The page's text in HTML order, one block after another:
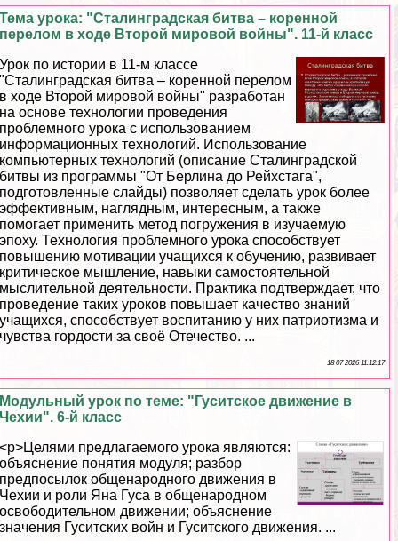
Тема урока: "Сталинградская битва – коренной
перелом в ходе Второй мировой войны". 11-й класс
Урок по истории в 11-м классе
"Сталинградская битва – коренной перелом
в ходе Второй мировой войны" разработан
на основе технологии проведения
проблемного урока с использованием
информационных технологий. Использование
компьютерных технологий (описание Сталинградской
битвы из программы "От Берлина до Рейхстага",
подготовленные слайды) позволяет сделать урок более
эффективным, наглядным, интересным, а также
помогает применить метод погружения в изучаемую
эпоху. Технология проблемного урока способствует
повышению мотивации учащихся к обучению, развивает
критическое мышление, навыки самостоятельной
мыслительной деятельности. Пpaктика подтверждает, что
проведение таких уроков повышает качество знаний
учащихся, способствует воспитанию у них патриотизма и
чувства гордости за своё Отечество. ...
18 07 2026 11:12:17
Модульный урок по теме: "Гуситское движение в
Чехии". 6-й класс
<p>Целями предлагаемого урока являются:
объяснение понятия модуля; разбор
предпосылок общенародного движения в
Чехии и роли Яна Гуса в общенародном
освободительном движении; объяснение
значения Гуситских войн и Гуситского движения. ...